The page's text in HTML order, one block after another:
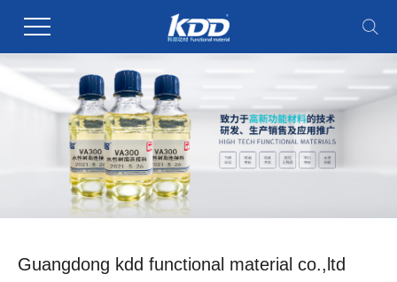
Guangdong kdd functional material co.,ltd